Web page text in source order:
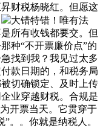
财税杨晓红。但愿这
大错特错！唯有法
所有收钱都要交。但
种“不开票廉价点”的
找到我？我见过太多
款日期的，和税务局
切确锁定、及时上传
业穿越财税。合规是
开票当天。它贯穿于
。。你就是纳税人。